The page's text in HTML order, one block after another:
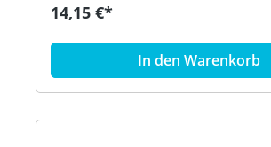
(Lichtgrau), 95 (Felsgrau), 92
14,15 €*
In den Warenkorb